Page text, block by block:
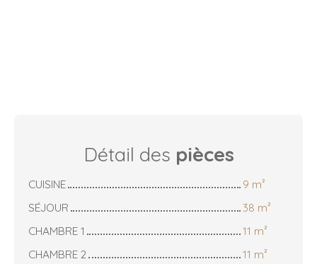
Détail des pièces
CUISINE
9 m²
SÉJOUR
38 m²
CHAMBRE 1
11 m²
CHAMBRE 2
11 m²